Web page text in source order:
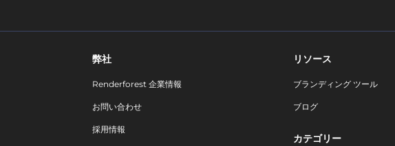
弊社
Renderforest 企業情報
お問い合わせ
採用情報
リソース
ブランディング ツール
ブログ
カテゴリー